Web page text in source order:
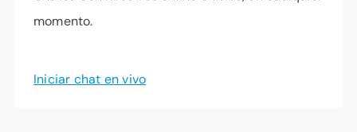
momento.
Iniciar chat en vivo